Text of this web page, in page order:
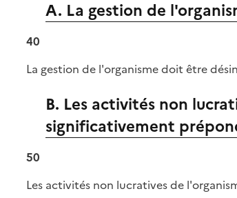
A. La gestion de
40
La gestion de l'organisme doit être
B. Les activités non
significativement
50
Les activités non lucratives de